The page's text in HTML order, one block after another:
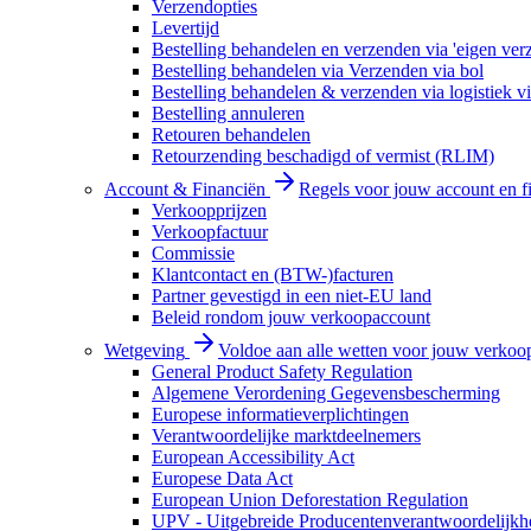
Verzendopties
Levertijd
Bestelling behandelen en verzenden via 'eigen
Bestelling behandelen via Verzenden via bol
Bestelling behandelen & verzenden via logistiek
Bestelling annuleren
Retouren behandelen
Retourzending beschadigd of vermist (RLIM)
Account & Financiën
Regels voor jouw account en
Verkoopprijzen
Verkoopfactuur
Commissie
Klantcontact en (BTW-)facturen
Partner gevestigd in een niet-EU land
Beleid rondom jouw verkoopaccount
Wetgeving
Voldoe aan alle wetten voor jouw
General Product Safety Regulation
Algemene Verordening Gegevensbescherming
Europese informatieverplichtingen
Verantwoordelijke marktdeelnemers
European Accessibility Act
Europese Data Act
European Union Deforestation Regulation
UPV - Uitgebreide